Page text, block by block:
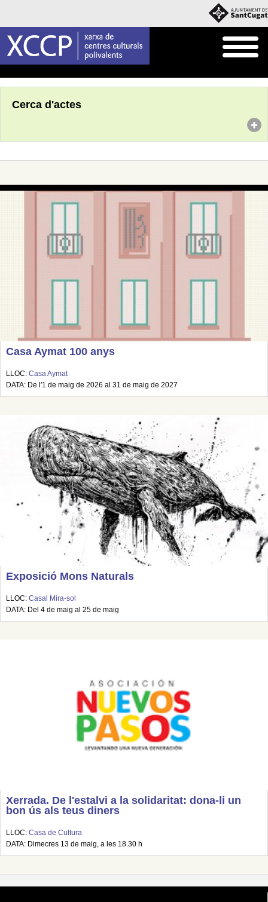
Cerca d'actes
Casa Aymat 100 anys
LLOC: Casa Aymat
DATA: De l'1 de maig de 2026 al 31 de maig de 2027
Exposició Mons Naturals
LLOC: Casal Mira-sol
DATA: Del 4 de maig al 25 de maig
Xerrada. De l'estalvi a la solidaritat: dona-li un
bon ús als teus diners
LLOC: Casa de Cultura
DATA: Dimecres 13 de maig, a les 18.30 h